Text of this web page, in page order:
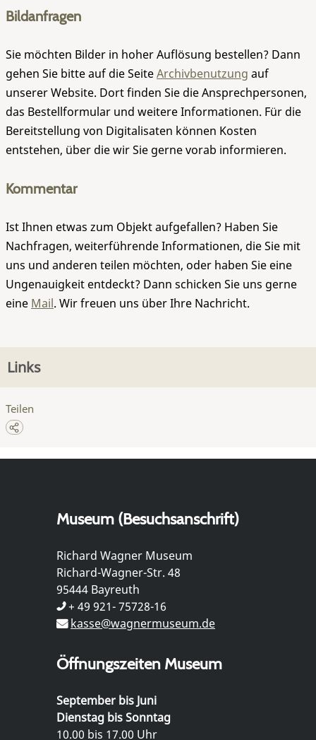
Bildanfragen
Sie möchten Bilder in hoher Auflösung bestellen? Dann
gehen Sie bitte auf die SeiteArchivbenutzung auf
unserer Website. Dort finden Sie die Ansprechpersonen,
das Bestellformular und weitere Informationen. Für die
Bereitstellung von Digitalisaten können Kosten
entstehen, über die wir Sie gerne vorab informieren.
Kommentar
Ist Ihnen etwas zum Objekt aufgefallen? Haben Sie
Nachfragen, weiterführende Informationen, die Sie mit
uns und anderen teilen möchten, oder haben Sie eine
Ungenauigkeit entdeckt? Dann schicken Sie uns gerne
eine Mail. Wir freuen uns über Ihre Nachricht.
Links
Teilen
Museum (Besuchsanschrift)
Richard Wagner Museum
Richard-Wagner-Str. 48
95444 Bayreuth
+ 49 921- 75728-16
kasse@wagnermuseum.de
Öffnungszeiten Museum
September bis Juni
Dienstag bis Sonntag
10.00 bis 17.00 Uhr